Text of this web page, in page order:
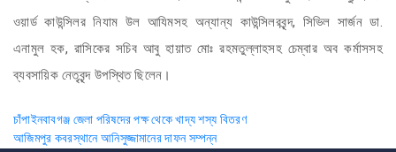
ওয়ার্ড কাউন্সিলর নিযাম উল আযিমসহ অন্যান্য কাউন্সিলরবৃন্দ, সিভিল সার্জন ডা.
এনামুল হক, রাসিকের সচিব আবু হায়াত মোঃ রহমতুল্লাহসহ চেম্বার অব কর্মাসসহ
ব্যবসায়িক নেতৃবৃন্দ উপস্থিত ছিলেন।
Post
চাঁপাইনবাবগঞ্জ জেলা পরিষদের পক্ষ থেকে খাদ্য শস্য বিতরণ
আজিমপুর কবরস্থানে আনিসুজ্জামানের দাফন সম্পন্ন